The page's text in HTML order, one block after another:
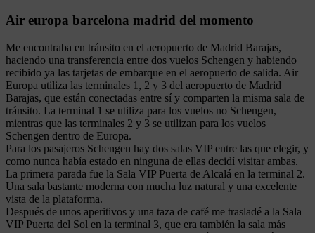
Air europa barcelona madrid del momento
Me encontraba en tránsito en el aeropuerto de Madrid Barajas,
haciendo una transferencia entre dos vuelos Schengen y habiendo
recibido ya las tarjetas de embarque en el aeropuerto de salida. Air
Europa utiliza las terminales 1, 2 y 3 del aeropuerto de Madrid
Barajas, que están conectadas entre sí y comparten la misma sala de
tránsito. La terminal 1 se utiliza para los vuelos no Schengen,
mientras que las terminales 2 y 3 se utilizan para los vuelos
Schengen dentro de Europa.
Para los pasajeros Schengen hay dos salas VIP entre las que elegir, y
como nunca había estado en ninguna de ellas decidí visitar ambas.
La primera parada fue la Sala VIP Puerta de Alcalá en la terminal 2.
Una sala bastante moderna con mucha luz natural y una excelente
vista de la plataforma.
Después de unos aperitivos y una taza de café me trasladé a la Sala
VIP Puerta del Sol en la terminal 3, que era también la sala más